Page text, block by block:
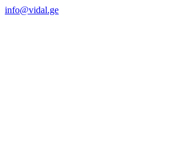
info@vidal.ge